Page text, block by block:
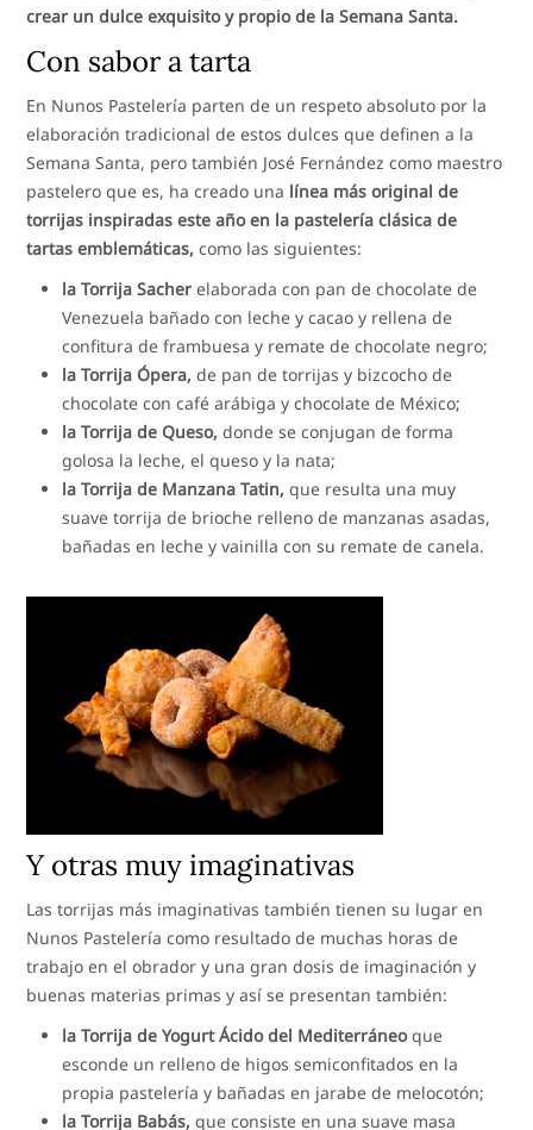
crear un dulce exquisito y propio de la Semana Santa.
Con sabor a tarta
En Nunos Pastelería parten de un respeto absoluto por la
elaboración tradicional de estos dulces que definen a la
Semana Santa, pero también José Fernández como maestro
pastelero que es, ha creado una línea más original de
torrijas inspiradas este año en la pastelería clásica de
tartas emblemáticas, como las siguientes:
la Torrija Sacher elaborada con pan de chocolate de
Venezuela bañado con leche y cacao y rellena de
confitura de frambuesa y remate de chocolate negro;
la Torrija Ópera, de pan de torrijas y bizcocho de
chocolate con café arábiga y chocolate de México;
la Torrija de Queso, donde se conjugan de forma
golosa la leche, el queso y la nata;
la Torrija de Manzana Tatin, que resulta una muy
suave torrija de brioche relleno de manzanas asadas,
bañadas en leche y vainilla con su remate de canela.
Y otras muy imaginativas
Las torrijas más imaginativas también tienen su lugar en
Nunos Pastelería como resultado de muchas horas de
trabajo en el obrador y una gran dosis de imaginación y
buenas materias primas y así se presentan también:
la Torrija de Yogurt Ácido del Mediterráneoque
esconde un relleno de higos semiconfitados en la
propia pastelería y bañadas en jarabe de melocotón;
la Torrija Babás, que consiste en una suave masa